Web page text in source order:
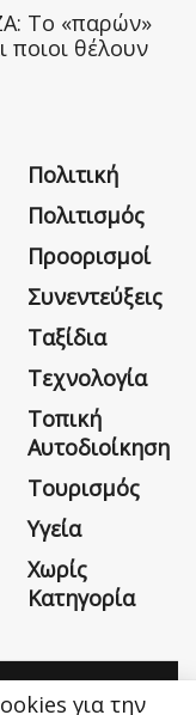
Το «παρών»
ποιοι θέλουν
Πολιτική
Πολιτισμός
Προορισμοί
Συνεντεύξεις
Ταξίδια
Τεχνολογία
Τοπική
Αυτοδιοίκηση
Τουρισμός
Υγεία
Χωρίς
Κατηγορία
για την